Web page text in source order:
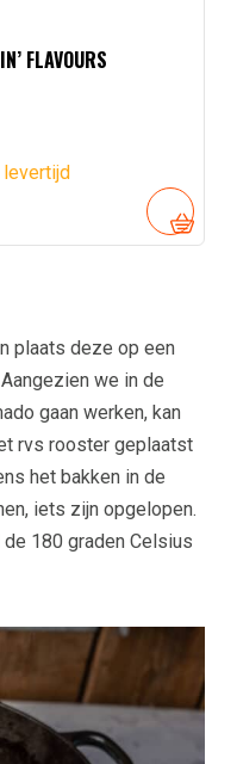
FLAVOURS
levertijd
plaats deze op een
we in de
gaan werken, kan
rvs rooster geplaatst
het bakken in de
iets zijn opgelopen.
180 graden Celsius